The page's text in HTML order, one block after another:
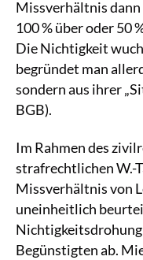
Missverhältnis dann
100 % über oder 50
Die Nichtigkeit
begründet man
sondern aus ihrer
BGB).
Im Rahmen des
strafrechtlichen W.-
Missverhältnis von
uneinheitlich
Begünstigten ab.